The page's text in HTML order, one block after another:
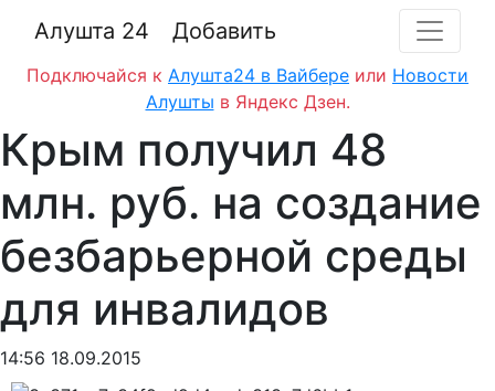
Алушта 24 Добавить
Подключайся к Алушта24 в Вайбере или Новости
Алушты в Яндекс Дзен.
Крым получил 48
млн. руб. на создание
безбарьерной среды
для инвалидов
14:56 18.09.2015